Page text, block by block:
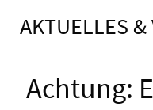
AKTUELLES &
Achtung: